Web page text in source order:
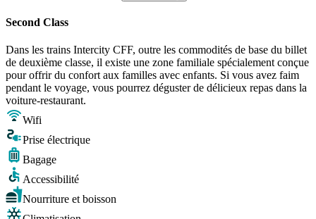
Second Class
Dans les trains Intercity CFF, outre les commodités de base du billet
de deuxième classe, il existe une zone familiale spécialement conçue
pour offrir du confort aux familles avec enfants. Si vous avez faim
pendant le voyage, vous pourrez déguster de délicieux repas dans la
voiture-restaurant.
Wifi
Prise électrique
Bagage
Accessibilité
Nourriture et boisson